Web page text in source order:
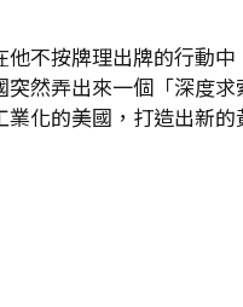
不按牌理出牌的行動
然弄出來一個「深度
化的美國，打造出新的